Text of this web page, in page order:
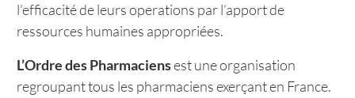
l’efficacité de leurs operations par l’apport de
ressources humaines appropriées.
L’Ordre des Pharmaciensest une organisation
regroupant tous les pharmaciens exerçant en France.